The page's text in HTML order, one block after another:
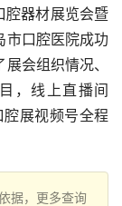
腔器材展览会暨
市口腔医院成功
会组织情况、
，线上直播间
展视频号全程
据，更多查询